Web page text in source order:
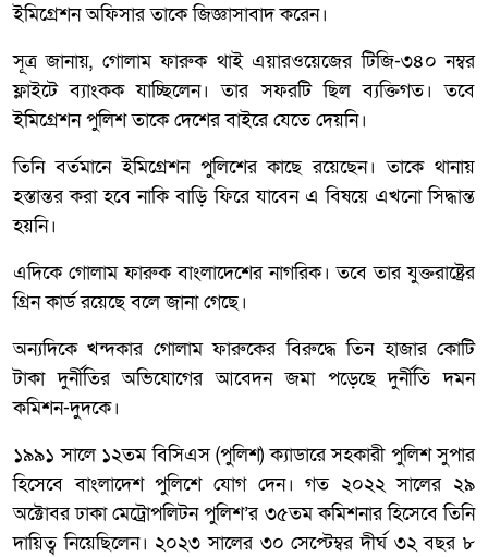
ইমিগ্রেশন অফিসার তাকে জিজ্ঞাসাবাদ করেন।
সূত্র জানায়, গোলাম ফারুক থাই এয়ারওয়েজের টিজি-৩৪০ নম্বর
ফ্লাইটে ব্যাংকক যাচ্ছিলেন। তার সফরটি ছিল ব্যক্তিগত। তবে
ইমিগ্রেশন পুলিশ তাকে দেশের বাইরে যেতে দেয়নি।
তিনি বর্তমানে ইমিগ্রেশন পুলিশের কাছে রয়েছেন। তাকে থানায়
হস্তান্তর করা হবে নাকি বাড়ি ফিরে যাবেন এ বিষয়ে এখনো সিদ্ধান্ত
হয়নি।
এদিকে গোলাম ফারুক বাংলাদেশের নাগরিক। তবে তার যুক্তরাষ্ট্রের
গ্রিন কার্ড রয়েছে বলে জানা গেছে।
অন্যদিকে খন্দকার গোলাম ফারুকের বিরুদ্ধে তিন হাজার কোটি
টাকা দুর্নীতির অভিযোগের আবেদন জমা পড়েছে দুর্নীতি দমন
কমিশন-দুদকে।
১৯৯১ সালে ১২তম বিসিএস (পুলিশ) ক্যাডারে সহকারী পুলিশ সুপার
হিসেবে বাংলাদেশ পুলিশে যোগ দেন। গত ২০২২ সালের ২৯
অক্টোবর ঢাকা মেট্রোপলিটন পুলিশ’র ৩৫তম কমিশনার হিসেবে তিনি
দায়িত্ব নিয়েছিলেন। ২০২৩ সালের ৩০ সেপ্টেম্বর দীর্ঘ ৩২ বছর ৮